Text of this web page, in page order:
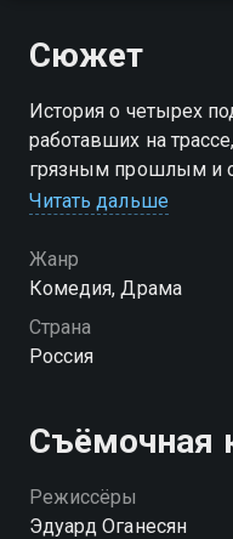
Сюжет
История о четырех
работавших на
грязным прошлым и
в рамках закона.
Посмотреть онлайн
можете совершенно
качестве на
Читать дальше
Жанр
Комедия, Драма
Страна
Россия
Съёмочная
Режиссёры
Эдуард Оганесян